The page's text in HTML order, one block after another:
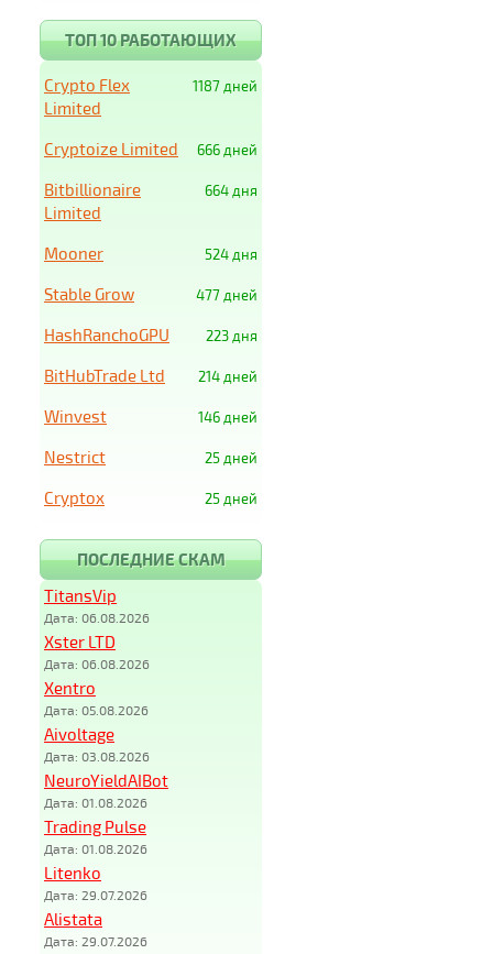
ТОП 10 РАБОТАЮЩИХ
1187 дней
Crypto Flex
Limited
666 дней
Cryptoize Limited
664 дня
Bitbillionaire
Limited
524 дня
Mooner
477 дней
Stable Grow
223 дня
HashRanchoGPU
214 дней
BitHubTrade Ltd
146 дней
Winvest
25 дней
Nestrict
25 дней
Cryptox
ПОСЛЕДНИЕ СКАМ
TitansVip
Дата: 06.08.2026
Xster LTD
Дата: 06.08.2026
Xentro
Дата: 05.08.2026
Aivoltage
Дата: 03.08.2026
NeuroYieldAIBot
Дата: 01.08.2026
Trading Pulse
Дата: 01.08.2026
Litenko
Дата: 29.07.2026
Alistata
Дата: 29.07.2026